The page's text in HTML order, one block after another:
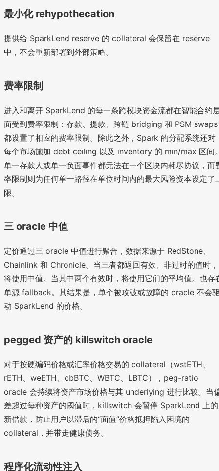
最小化 rehypothecation
提供给 SparkLend reserve 的 collateral 会保留在 reserve
中，不会重新部署到外部策略。
费率限制
进入和离开 SparkLend 的每一条跨模块资金流都在智能合约
面受到费率限制：存款、提款、跨链 bridging 和 PSM swaps
都设置了相应的费率限制。除此之外，Spark 的分配系统还对
每个市场施加 debt ceiling 以及 inventory 的 min/max 区间
单一存款人或单一负面事件都无法在一个区块内耗尽协议，而
率限制则为任何单一路径在单位时间内的最大风险资本设定了
限。
三 oracle 中值
定价通过三 oracle 中值进行聚合，数据来源于 RedStone、
Chainlink 和 Chronicle。当三者都返回有效、非过时的值时，
将使用中值。当其中两个有效时，将使用它们的平均值。也存
单源 fallback。其结果是，单个被攻破或故障的 oracle 不会
动 SparkLend 的价格。
pegged 资产的 killswitch oracle
对于按硬编码价格或汇率价格交易的 collateral（wstETH、
rETH、weETH、cbBTC、WBTC、LBTC），peg-ratio
oracle 会持续将资产市场价格与其 underlying 进行比较。当
差超过每种资产的阈值时，killswitch 会暂停 SparkLend 上的
新借款，防止用户以滞后的“面值”价格抵押陷入困境的
collateral，并带走健康债务。
程序化流动性注入